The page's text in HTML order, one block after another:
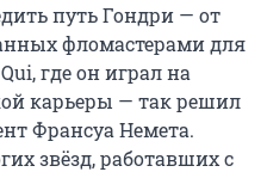
путь Гондри — от
фломастерами для
где он играл на
карьеры — так решил
Франсуа Немета.
звёзд, работавших с